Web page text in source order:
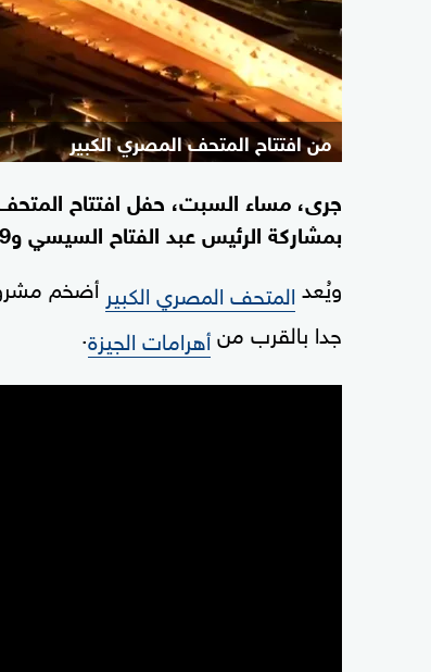
من افتتاح المتحف المصري الكبير
جرى، مساء السبت، حفل افتتاح
بمشاركة الرئيس عبد الفتاح السيسي و79 وفدا رسميا.
ويُعد المتحف المصري الكبير أضخم
جدا بالقرب منأهرامات الجيزة.